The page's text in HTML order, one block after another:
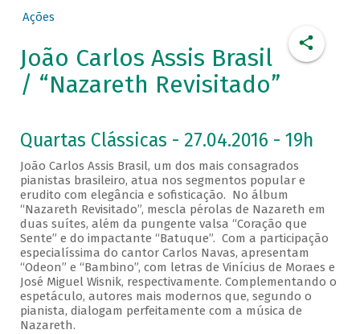
Ações
João Carlos Assis Brasil
/ “Nazareth Revisitado”
Quartas Clássicas - 27.04.2016 - 19h
João Carlos Assis Brasil, um dos mais consagrados
pianistas brasileiro, atua nos segmentos popular e
erudito com elegância e sofisticação. No álbum
“Nazareth Revisitado”, mescla pérolas de Nazareth em
duas suítes, além da pungente valsa “Coração que
Sente” e do impactante “Batuque”. Com a participação
especialíssima do cantor Carlos Navas, apresentam
“Odeon” e “Bambino”, com letras de Vinícius de Moraes e
José Miguel Wisnik, respectivamente. Complementando o
espetáculo, autores mais modernos que, segundo o
pianista, dialogam perfeitamente com a música de
Nazareth.